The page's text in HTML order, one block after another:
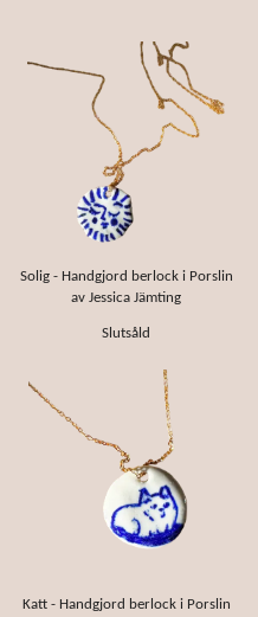
Solig - Handgjord berlock i Porslin
av Jessica Jämting
Slutsåld
Katt - Handgjord berlock i Porslin